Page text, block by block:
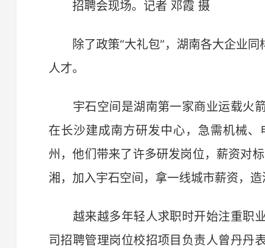
招聘会现场。记者 邓霞 摄
除了政策“大礼包”，湖南各大企业同
人才。
宇石空间是湖南第一家商业运载火箭
在长沙建成南方研发中心，急需机械
州，他们带来了许多研发岗位，薪资对
湘，加入宇石空间，拿一线城市薪资，
越来越多年轻人求职时开始注重职业
司招聘管理岗位校招项目负责人曾丹丹